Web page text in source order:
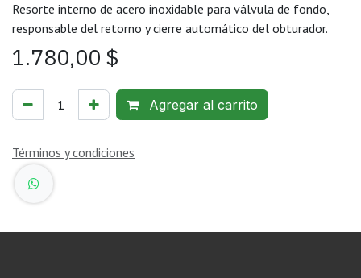
Resorte interno de acero inoxidable para válvula de fondo,
responsable del retorno y cierre automático del obturador.
1.780,00 $
Agregar al carrito
Términos y condiciones